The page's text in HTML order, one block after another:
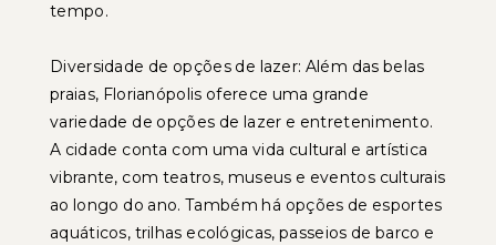
tempo.
Diversidade de opções de lazer: Além das belas
praias, Florianópolis oferece uma grande
variedade de opções de lazer e entretenimento.
A cidade conta com uma vida cultural e artística
vibrante, com teatros, museus e eventos culturais
ao longo do ano. Também há opções de esportes
aquáticos, trilhas ecológicas, passeios de barco e